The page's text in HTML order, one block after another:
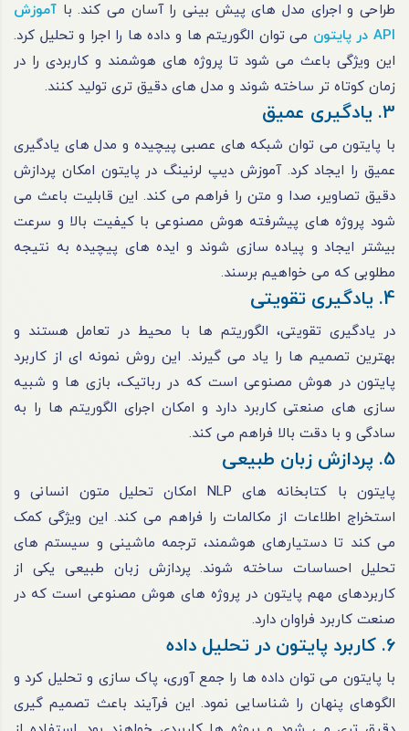
طراحی و اجرای مدل های پیش بینی را آسان می کند. با آموزش
API در پایتون
می توان الگوریتم ها و داده ها را اجرا و تحلیل کرد.
این ویژگی باعث می شود تا پروژه های هوشمند و کاربردی را در
زمان کوتاه تر ساخته شوند و مدل های دقیق تری تولید کنند.
3. یادگیری عمیق
با پایتون می توان شبکه های عصبی پیچیده و مدل های یادگیری
عمیق را ایجاد کرد. آموزش دیپ لرنینگ در پایتون امکان پردازش
دقیق تصاویر، صدا و متن را فراهم می کند. این قابلیت باعث می
شود پروژه های پیشرفته هوش مصنوعی با کیفیت بالا و سرعت
بیشتر ایجاد و پیاده سازی شوند و ایده های پیچیده به نتیجه
مطلوبی که می خواهیم برسند.
4. یادگیری تقویتی
در یادگیری تقویتی، الگوریتم ها با محیط در تعامل هستند و
بهترین تصمیم ها را یاد می گیرند. این روش نمونه ای از کاربرد
پایتون در هوش مصنوعی است که در رباتیک، بازی ها و شبیه
سازی های صنعتی کاربرد دارد و امکان اجرای الگوریتم ها را به
سادگی و با دقت بالا فراهم می کند.
5. پردازش زبان طبیعی
پایتون با کتابخانه های NLP امکان تحلیل متون انسانی و
استخراج اطلاعات از مکالمات را فراهم می کند. این ویژگی کمک
می کند تا دستیارهای هوشمند، ترجمه ماشینی و سیستم های
تحلیل احساسات ساخته شوند. پردازش زبان طبیعی یکی از
کاربردهای مهم پایتون در پروژه های هوش مصنوعی است که در
صنعت کاربرد فراوان دارد.
6. کاربرد پایتون در تحلیل داده
با پایتون می توان داده ها را جمع آوری، پاک سازی و تحلیل کرد و
الگوهای پنهان را شناسایی نمود. این فرآیند باعث تصمیم گیری